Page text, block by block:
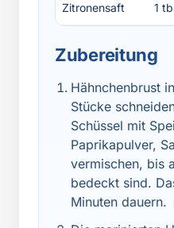
Zitronensaft 1
Zubereitung
Hähnchenbrust
Stücke
Schüssel mit
Paprikapulver,
vermischen, bis
bedeckt sind.
Minuten dauern.